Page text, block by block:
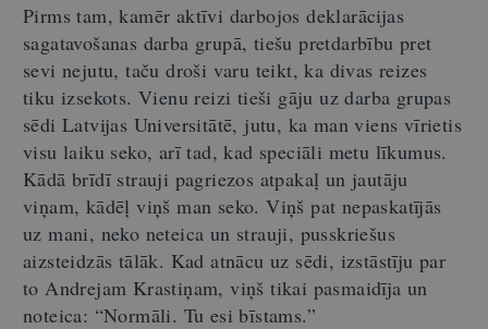
Pirms tam, kamēr aktīvi darbojos deklarācijas
sagatavošanas darba grupā, tiešu pretdarbību pret
sevi nejutu, taču droši varu teikt, ka divas reizes
tiku izsekots. Vienu reizi tieši gāju uz darba grupas
sēdi Latvijas Universitātē, jutu, ka man viens vīrietis
visu laiku seko, arī tad, kad speciāli metu līkumus.
Kādā brīdī strauji pagriezos atpakaļ un jautāju
viņam, kādēļ viņš man seko. Viņš pat nepaskatījās
uz mani, neko neteica un strauji, pusskriešus
aizsteidzās tālāk. Kad atnācu uz sēdi, izstāstīju par
to Andrejam Krastiņam, viņš tikai pasmaidīja un
noteica: “Normāli. Tu esi bīstams.”